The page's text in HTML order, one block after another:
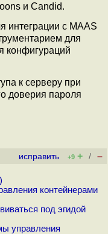
и Candid.
интеграции с MAAS
для
конфигураций
к серверу при
доверия пароля
исправить +9 + / –
)
контейнерами
под эгидой
управления